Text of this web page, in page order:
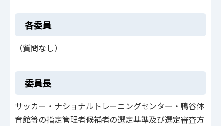
各委員
（質問なし）
委員長
サッカー・ナショナルトレーニングセンター・鴨谷体
育館等の指定管理者候補者の選定基準及び選定審査方